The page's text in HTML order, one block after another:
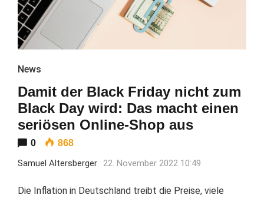
News
Damit der Black Friday nicht zum
Black Day wird: Das macht einen
seriösen Online-Shop aus
0 868
Samuel Altersberger 22. November 2022 10:49
Die Inflation in Deutschland treibt die Preise, viele